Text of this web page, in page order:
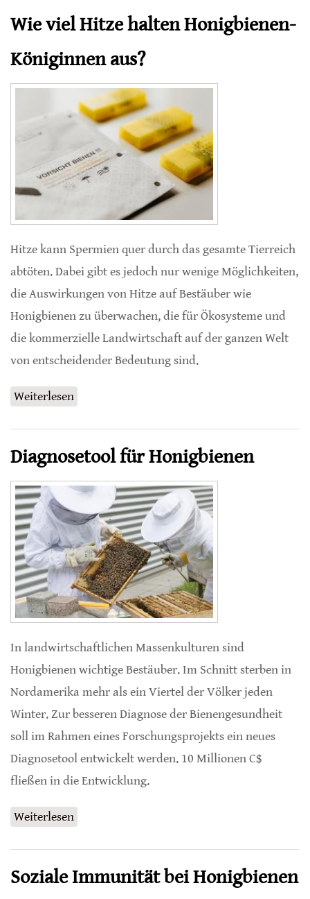
Wie viel Hitze halten Honigbienen-
Königinnen aus?
Hitze kann Spermien quer durch das gesamte Tierreich
abtöten. Dabei gibt es jedoch nur wenige Möglichkeiten,
die Auswirkungen von Hitze auf Bestäuber wie
Honigbienen zu überwachen, die für Ökosysteme und
die kommerzielle Landwirtschaft auf der ganzen Welt
von entscheidender Bedeutung sind.
Weiterlesen
Diagnosetool für Honigbienen
In landwirtschaftlichen Massenkulturen sind
Honigbienen wichtige Bestäuber. Im Schnitt sterben in
Nordamerika mehr als ein Viertel der Völker jeden
Winter. Zur besseren Diagnose der Bienengesundheit
soll im Rahmen eines Forschungsprojekts ein neues
Diagnosetool entwickelt werden. 10 Millionen C$
fließen in die Entwicklung.
Weiterlesen
Soziale Immunität bei Honigbienen